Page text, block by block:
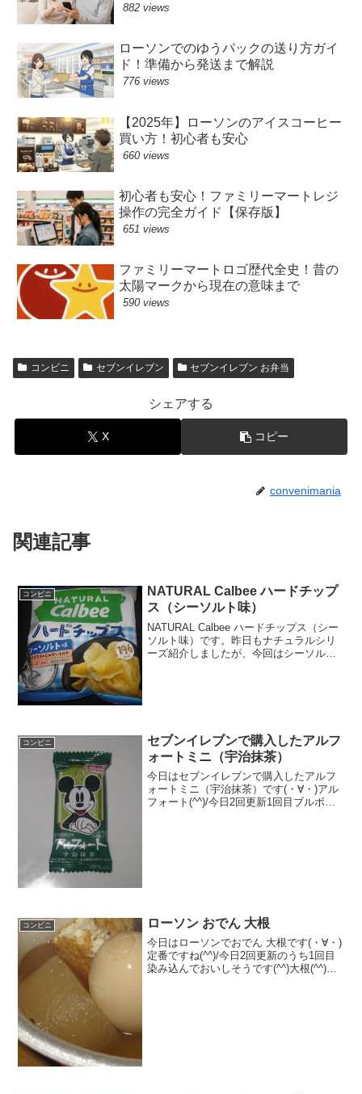
882 views
ローソンでのゆうパックの送り方ガイ
ド！準備から発送まで解説
776 views
【2025年】ローソンのアイスコーヒー
買い方！初心者も安心
660 views
初心者も安心！ファミリーマートレジ
操作の完全ガイド【保存版】
651 views
ファミリーマートロゴ歴代全史！昔の
太陽マークから現在の意味まで
590 views
コンビニ セブンイレブン セブンイレブン お弁当
シェアする
X コピー
convenimania
関連記事
コンビニ
NATURAL Calbee ハードチップ
ス（シーソルト味）
NATURAL Calbee ハードチップス（シー
ソルト味）です。昨日もナチュラルシリ
ーズ紹介しましたが、今回はシーソルト
コンビニ
セブンイレブンで購入したアルフ
ォートミニ（宇治抹茶）
今日はセブンイレブンで購入したアルフ
ォートミニ（宇治抹茶）です(・∀・)アル
フォート(^^)/今日2回更新1回目ブルボン
コンビニ ローソン おでん 大根
今日はローソンでおでん 大根です(・∀・)
定番ですね(^^)/今日2回更新のうち1回目
染み込んでおいしそうです(^^)大根(^^)食